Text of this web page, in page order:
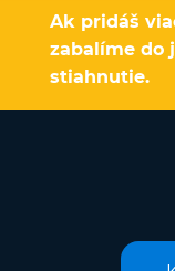
Ak pridáš
zabalíme do
stiahnutie.